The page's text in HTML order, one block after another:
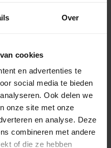
Over
cookies
en advertenties te
social media te bieden
Ook delen we
onze site met onze
en analyse. Deze
combineren met andere
of die ze hebben
[…]
Lees meer